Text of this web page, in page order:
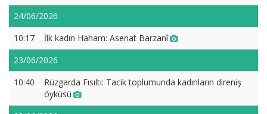
24/06/2026
10:17
İlk kadın Haham: Asenat Barzanî
23/06/2026
10:40
Rüzgarda Fısıltı: Tacik toplumunda kadınların direniş
öyküsü